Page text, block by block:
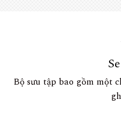
Bộ sưu tập bao gồm một